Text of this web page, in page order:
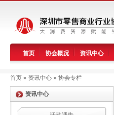
首页 协会概况 资讯中心
首页 » 资讯中心 » 协会专栏
资讯中心